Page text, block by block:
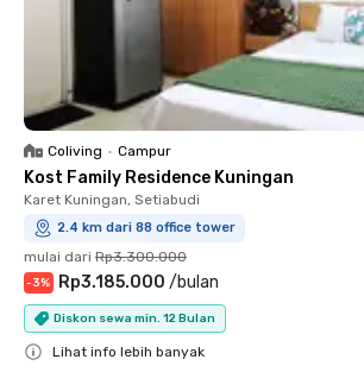
Coliving • Campur
Kost Family Residence Kuningan
Karet Kuningan, Setiabudi
2.4 km dari 88 office tower
mulai dari Rp3.300.000
-3% Rp3.185.000 /bulan
Diskon sewa min. 12 Bulan
Lihat info lebih banyak